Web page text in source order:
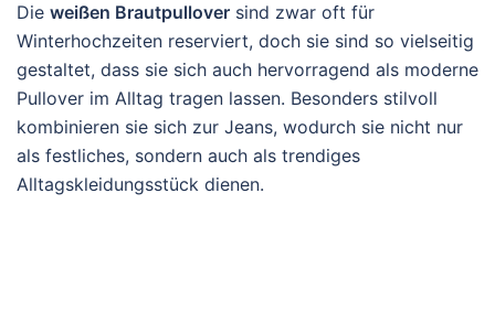
Die weißen Brautpullover sind zwar oft für
Winterhochzeiten reserviert, doch sie sind so vielseitig
gestaltet, dass sie sich auch hervorragend als moderne
Pullover im Alltag tragen lassen. Besonders stilvoll
kombinieren sie sich zur Jeans, wodurch sie nicht nur
als festliches, sondern auch als trendiges
Alltagskleidungsstück dienen.